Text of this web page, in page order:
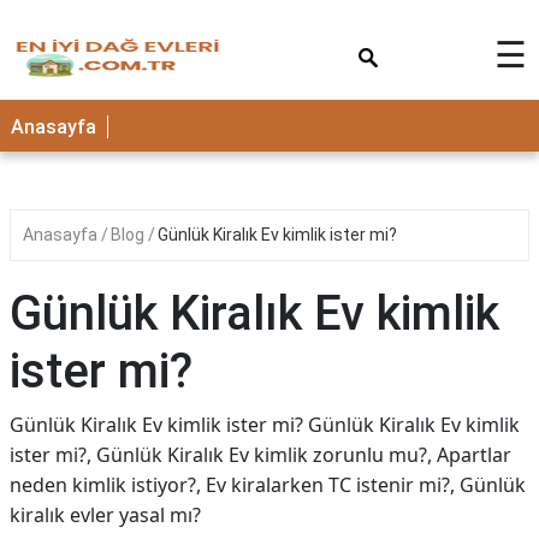
☰
Anasayfa
Anasayfa Blog Günlük Kiralık Ev kimlik ister mi?
Günlük Kiralık Ev kimlik
ister mi?
Günlük Kiralık Ev kimlik ister mi? Günlük Kiralık Ev kimlik
ister mi?, Günlük Kiralık Ev kimlik zorunlu mu?, Apartlar
neden kimlik istiyor?, Ev kiralarken TC istenir mi?, Günlük
kiralık evler yasal mı?